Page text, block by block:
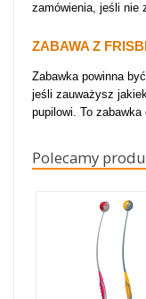
zamówienia, jeśli nie
ZABAWA Z
Zabawka powinna
jeśli zauważysz
pupilowi. To zabawka
Polecamy